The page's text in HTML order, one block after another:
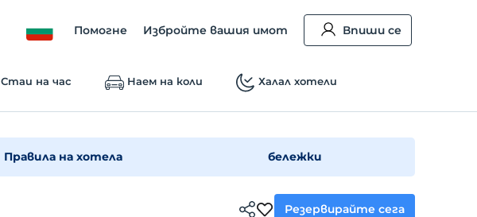
Помогне Избройте вашия имот Впиши се
Стаи на час Наем на коли Халал хотели
Правила на хотела бележки
Резервирайте сега